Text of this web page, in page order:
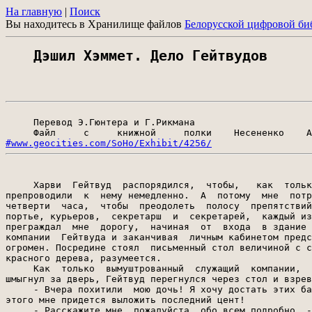
На главную | Поиск
Вы находитесь в Хранилище файлов Белорусской цифровой
Дэшил Хэммет. Дело Гейтвудов
     Перевод Э.Гюнтера и Г.Рикмана
Файл     с     книжной     полки    Несененко
#www.geocities.com/SoHo/Exhibit/4256/